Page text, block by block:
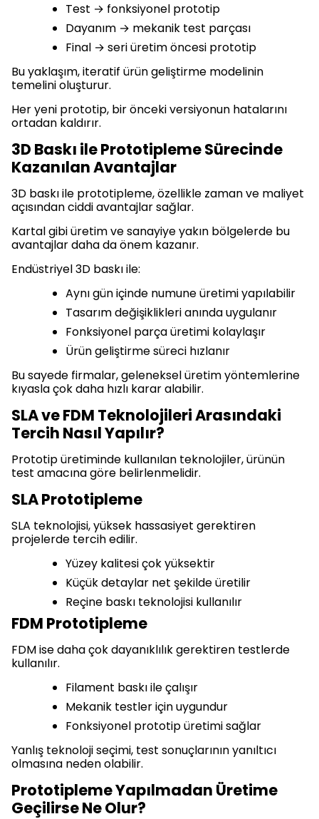
Test → fonksiyonel prototip
Dayanım → mekanik test parçası
Final → seri üretim öncesi prototip
Bu yaklaşım, iteratif ürün geliştirme modelinin
temelini oluşturur.
Her yeni prototip, bir önceki versiyonun hatalarını
ortadan kaldırır.
3D Baskı ile Prototipleme Sürecinde
Kazanılan Avantajlar
3D baskı ile prototipleme, özellikle zaman ve maliyet
açısından ciddi avantajlar sağlar.
Kartal gibi üretim ve sanayiye yakın bölgelerde bu
avantajlar daha da önem kazanır.
Endüstriyel 3D baskı ile:
Aynı gün içinde numune üretimi yapılabilir
Tasarım değişiklikleri anında uygulanır
Fonksiyonel parça üretimi kolaylaşır
Ürün geliştirme süreci hızlanır
Bu sayede firmalar, geleneksel üretim yöntemlerine
kıyasla çok daha hızlı karar alabilir.
SLA ve FDM Teknolojileri Arasındaki
Tercih Nasıl Yapılır?
Prototip üretiminde kullanılan teknolojiler, ürünün
test amacına göre belirlenmelidir.
SLA Prototipleme
SLA teknolojisi, yüksek hassasiyet gerektiren
projelerde tercih edilir.
Yüzey kalitesi çok yüksektir
Küçük detaylar net şekilde üretilir
Reçine baskı teknolojisi kullanılır
FDM Prototipleme
FDM ise daha çok dayanıklılık gerektiren testlerde
kullanılır.
Filament baskı ile çalışır
Mekanik testler için uygundur
Fonksiyonel prototip üretimi sağlar
Yanlış teknoloji seçimi, test sonuçlarının yanıltıcı
olmasına neden olabilir.
Prototipleme Yapılmadan Üretime
Geçilirse Ne Olur?